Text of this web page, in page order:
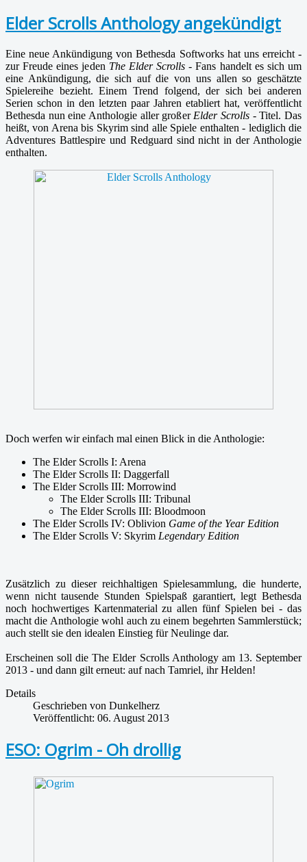
Elder Scrolls Anthology angekündigt
Eine neue Ankündigung von Bethesda Softworks hat uns erreicht -
zur Freude eines jeden The Elder Scrolls - Fans handelt es sich um
eine Ankündigung, die sich auf die von uns allen so geschätzte
Spielereihe bezieht. Einem Trend folgend, der sich bei anderen
Serien schon in den letzten paar Jahren etabliert hat, veröffentlicht
Bethesda nun eine Anthologie aller großer Elder Scrolls- Titel. Das
heißt, von Arena bis Skyrim sind alle Spiele enthalten - lediglich die
Adventures Battlespire und Redguard sind nicht in der Anthologie
enthalten.
Doch werfen wir einfach mal einen Blick in die Anthologie:
The Elder Scrolls I: Arena
The Elder Scrolls II: Daggerfall
The Elder Scrolls III: Morrowind
The Elder Scrolls III: Tribunal
The Elder Scrolls III: Bloodmoon
The Elder Scrolls IV: Oblivion Game of the Year Edition
The Elder Scrolls V: Skyrim Legendary Edition
Zusätzlich zu dieser reichhaltigen Spielesammlung, die hunderte,
wenn nicht tausende Stunden Spielspaß garantiert, legt Bethesda
noch hochwertiges Kartenmaterial zu allen fünf Spielen bei - das
macht die Anthologie wohl auch zu einem begehrten Sammlerstück;
auch stellt sie den idealen Einstieg für Neulinge dar.
Erscheinen soll die The Elder Scrolls Anthology am 13. September
2013 - und dann gilt erneut: auf nach Tamriel, ihr Helden!
Details
Geschrieben von Dunkelherz
Veröffentlicht: 06. August 2013
ESO: Ogrim - Oh drollig